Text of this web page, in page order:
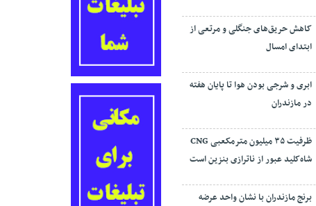
کاهش حریق‌های جنگلی و مرتعی از
ابتدای امسال
ابری و شرجی بودن هوا تا پایان هفته
در مازندران
ظرفیت ۳۵ میلیون مترمکعبی CNG
شاه‌کلید عبور از ناترازی بنزین است
برنج مازندران با نشان واحد عرضه